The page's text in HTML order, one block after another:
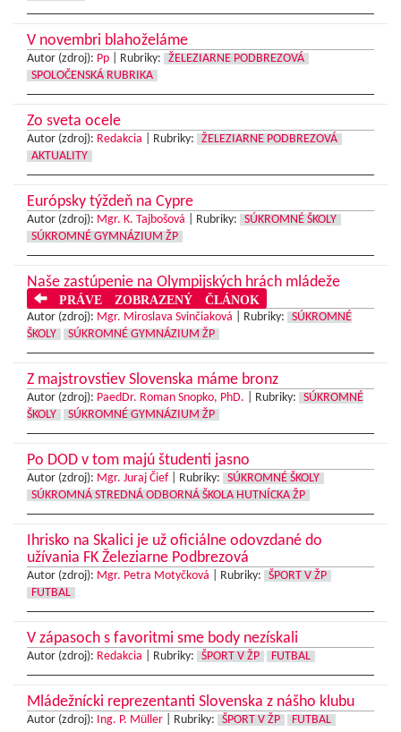
V novembri blahoželáme
Autor (zdroj): Pp Rubriky:
ŽELEZIARNE PODBREZOVÁ
SPOLOČENSKÁ RUBRIKA
Zo sveta ocele
Autor (zdroj): Redakcia Rubriky:
ŽELEZIARNE PODBREZOVÁ
AKTUALITY
Európsky týždeň na Cypre
Autor (zdroj): Mgr. K. Tajbošová Rubriky:
SÚKROMNÉ ŠKOLY
SÚKROMNÉ GYMNÁZIUM ŽP
Naše zastúpenie na Olympijských hrách mládeže
PRÁVE ZOBRAZENÝ ČLÁNOK
Autor (zdroj): Mgr. Miroslava Svinčiaková Rubriky:
SÚKROMNÉ
ŠKOLY
SÚKROMNÉ GYMNÁZIUM ŽP
Z majstrovstiev Slovenska máme bronz
Autor (zdroj): PaedDr. Roman Snopko, PhD. Rubriky:
SÚKROMNÉ
ŠKOLY
SÚKROMNÉ GYMNÁZIUM ŽP
Po DOD v tom majú študenti jasno
Autor (zdroj): Mgr. Juraj Čief| Rubriky:
SÚKROMNÉ ŠKOLY
SÚKROMNÁ STREDNÁ ODBORNÁ ŠKOLA HUTNÍCKA ŽP
Ihrisko na Skalici je už oficiálne odovzdané do
užívania FK Železiarne Podbrezová
Autor (zdroj): Mgr. Petra Motyčková Rubriky:
ŠPORT V ŽP
FUTBAL
V zápasoch s favoritmi sme body nezískali
Autor (zdroj): Redakcia Rubriky: ŠPORT V ŽP FUTBAL
Mládežnícki reprezentanti Slovenska z nášho klubu
Autor (zdroj): Ing. P. Müller Rubriky: ŠPORT V ŽP FUTBAL